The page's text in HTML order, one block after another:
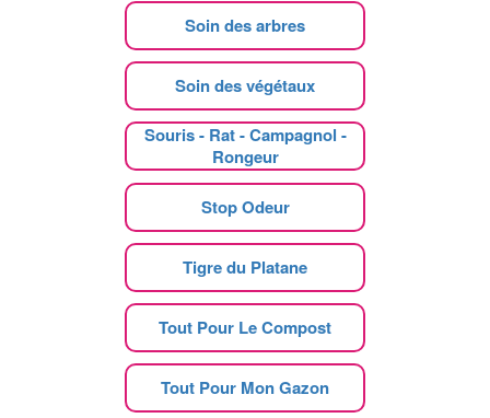
Soin des arbres
Soin des végétaux
Souris - Rat - Campagnol -
Rongeur
Stop Odeur
Tigre du Platane
Tout Pour Le Compost
Tout Pour Mon Gazon